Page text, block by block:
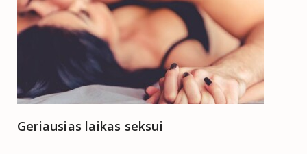
Geriausias laikas seksui